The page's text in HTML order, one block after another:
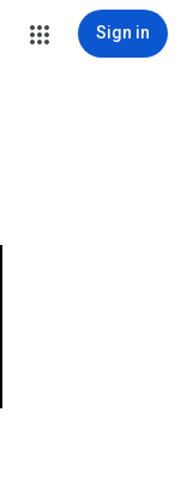
Sign in